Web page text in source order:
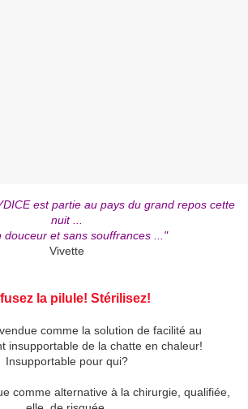
est partie au pays du grand repos cette
nuit ...
douceur et sans souffrances ..."
Vivette
la pilule! Stérilisez!
comme la solution de facilité au
insupportable de la chatte en chaleur!
Insupportable pour qui?
comme alternative à la chirurgie, qualifiée,